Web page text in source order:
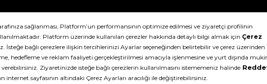
2022-2026. Tüm hakları saklıdır.